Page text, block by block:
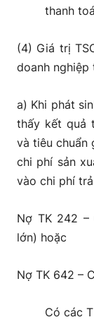
thanh
(4) Giá trị
doanh
a) Khi phát
thấy kết quả
và tiêu chuẩn
chi phí sản
vào chi phí
Nợ TK 242
lớn) hoặc
Nợ TK 642 –
Có các